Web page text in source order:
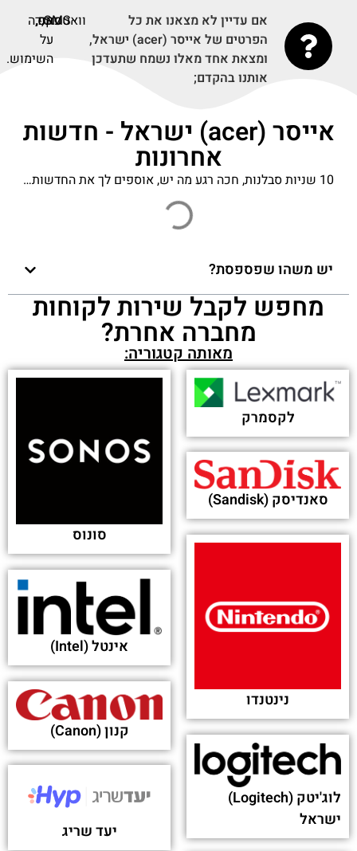
אם עדיין לא מצאנו את כל
הפרטים של אייסר (acer) ישראל,
ומצאת אחד מאלו נשמח שתעדכן
אותנו בהקדם;
וואטסאפ,
SMS,
פקס,
תודה
על
השימוש.
אייסר (acer) ישראל - חדשות
אחרונות
10 שניות סבלנות, חכה רגע מה יש, אוספים לך את החדשות…
Gamers rejoice: Israel’s largest gaming gear
פורסם בתאריך 20-11-2025
Israeli-Greek ties: Growing shadow of Zionist
colonialism in Cyprus | Daily Sabah - Daily
פורסם בתאריך 15-10-2025
Microsoft Blocks Israel’s Access To Services
Used in Palestinian Surveillance - PCMag
פורסם בתאריך 25-09-2025
Trump advisers fear for their lives following
Charlie Kirk’s assassination -
www.israelhayom.com
פורסם בתאריך 12-09-2025
Israeli Crimes in Gaza and the Prosecution of
פורסם בתאריך 27-12-2023
Ex-Israel Football Association CEO becomes
new boss at Team Finest - The Jerusalem Post
פורסם בתאריך 15-11-2021
Acer’s $14,000 Predator Thronos Air is an
absurdly expensive gaming chair - Firstpost
פורסם בתאריך 04-09-2019
Acer updates Nitro range of gaming laptops with
new Nitro 7 and Nitro 5 - Firstpost
פורסם בתאריך 12-04-2019